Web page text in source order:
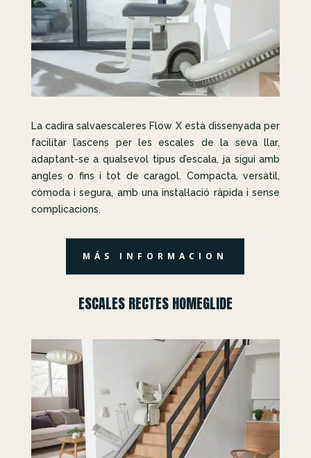
La cadira salvaescaleres Flow X està dissenyada per
facilitar l’ascens per les escales de la seva llar,
adaptant-se a qualsevol tipus d’escala, ja sigui amb
angles o fins i tot de caragol. Compacta, versàtil,
còmoda i segura, amb una instal·lació ràpida i sense
complicacions.
MÁS INFORMACION
ESCALES RECTES HOMEGLIDE